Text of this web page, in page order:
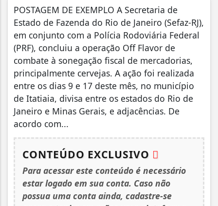
POSTAGEM DE EXEMPLO A Secretaria de
Estado de Fazenda do Rio de Janeiro (Sefaz-RJ),
em conjunto com a Polícia Rodoviária Federal
(PRF), concluiu a operação Off Flavor de
combate à sonegação fiscal de mercadorias,
principalmente cervejas. A ação foi realizada
entre os dias 9 e 17 deste mês, no município
de Itatiaia, divisa entre os estados do Rio de
Janeiro e Minas Gerais, e adjacências. De
acordo com...
CONTEÚDO EXCLUSIVO
Para acessar este conteúdo é necessário
estar logado em sua conta. Caso não
possua uma conta ainda, cadastre-se